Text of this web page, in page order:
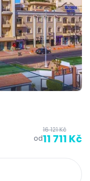
od
16 121 Kč
11 711 Kč